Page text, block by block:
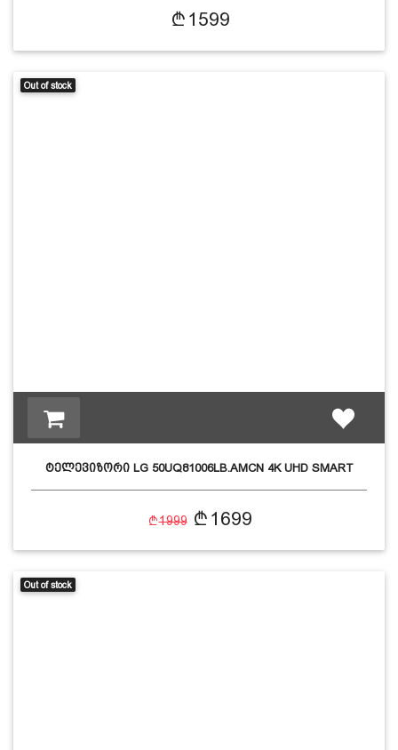
1599
Out of stock
ტელევიზორი LG 50UQ81006LB.AMCN 4K UHD SMART
1999 1699
Out of stock